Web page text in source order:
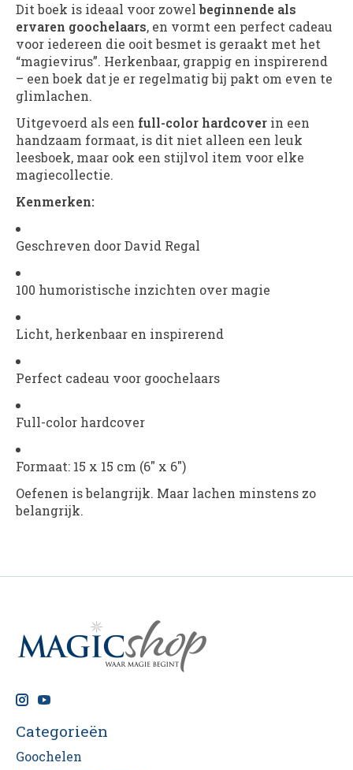
Dit boek is ideaal voor zowelbeginnende als
ervaren goochelaars, en vormt een perfect cadeau
voor iedereen die ooit besmet is geraakt met het
“magievirus”. Herkenbaar, grappig en inspirerend
– een boek dat je er regelmatig bij pakt om even te
glimlachen.
Uitgevoerd als een full-color hardcover in een
handzaam formaat, is dit niet alleen een leuk
leesboek, maar ook een stijlvol item voor elke
magiecollectie.
Kenmerken:
Geschreven door David Regal
100 humoristische inzichten over magie
Licht, herkenbaar en inspirerend
Perfect cadeau voor goochelaars
Full-color hardcover
Formaat: 15 x 15 cm (6" x 6")
Oefenen is belangrijk. Maar lachen minstens zo
belangrijk.
Categorieën
Goochelen